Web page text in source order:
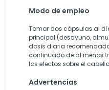
Modo de empleo
Tomar dos cápsulas al
principal (desayuno,
dosis diaria
continuado de al menos
los efectos sobre el
Advertencias